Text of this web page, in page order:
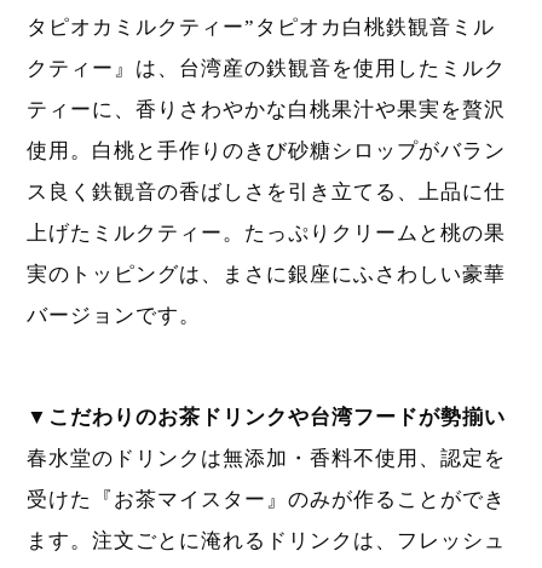
タピオカミルクティー”タピオカ白桃鉄観音ミル
クティー』は、台湾産の鉄観音を使用したミルク
ティーに、香りさわやかな白桃果汁や果実を贅沢
使用。白桃と手作りのきび砂糖シロップがバラン
ス良く鉄観音の香ばしさを引き立てる、上品に仕
上げたミルクティー。たっぷりクリームと桃の果
実のトッピングは、まさに銀座にふさわしい豪華
バージョンです。
▼こだわりのお茶ドリンクや台湾フードが勢揃い
春水堂のドリンクは無添加・香料不使用、認定を
受けた『お茶マイスター』のみが作ることができ
ます。注文ごとに淹れるドリンクは、フレッシュ